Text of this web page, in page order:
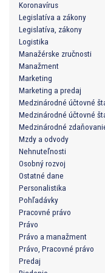
Koronavírus
Legislatíva a zákony
Legislatíva, zákony
Logistika
Manažérske zručnosti
Manažment
Marketing
Marketing a predaj
Medzinárodné účtovné
Medzinárodné účtovné
Medzinárodné
Mzdy a odvody
Nehnuteľnosti
Osobný rozvoj
Ostatné dane
Personalistika
Pohľadávky
Pracovné právo
Právo
Právo a manažment
Právo, Pracovné právo
Predaj